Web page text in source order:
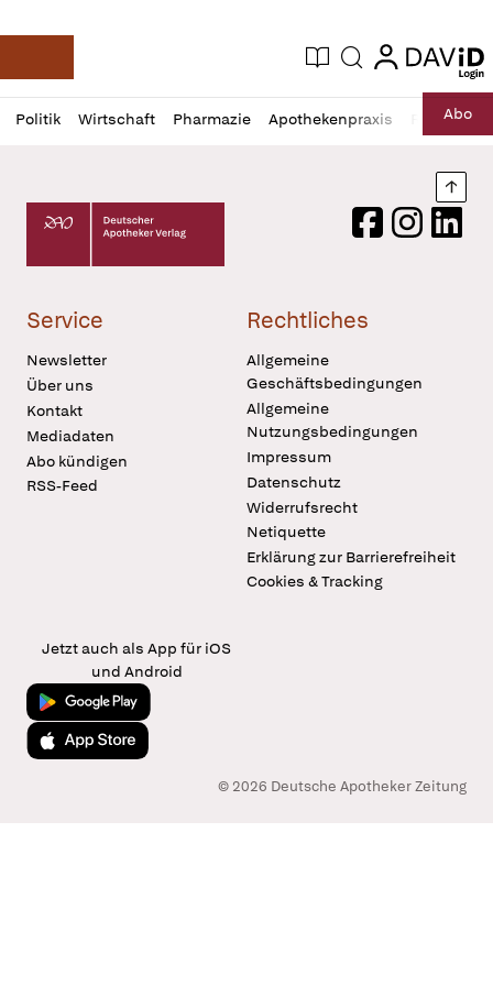
Deutsche Apotheker Zeitung
Aktuelle Ausgabe
Suche login
login
Politik Wirtschaft Pharmazie Apothekenpraxis RechtAbo
Profil
öffnen
Daz
Pur
Deutscher Apotheker Verlag Logo
FacebookInstagram
Service
Newsletter
Über uns
Kontakt
Mediadaten
Abo kündigen
RSS-Feed
Rechtliches
Allgemeine
Geschäftsbedingungen
Allgemeine
Nutzungsbedingungen
Impressum
Datenschutz
Widerrufsrecht
Netiquette
Erklärung zur Barrierefreiheit
Cookies & Tracking
Jetzt auch als App für iOS
und Android
Jetzt bei Google Play
Laden im App Store
© 2026 Deutsche Apotheker Zeitung